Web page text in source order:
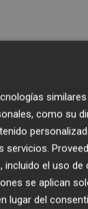
como su
servicios.
el uso de
se aplican
lugar del